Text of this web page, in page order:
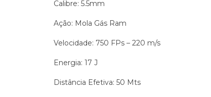
Calibre: 5.5mm
Ação: Mola Gás Ram
Velocidade: 750 FPs – 220 m/s
Energia: 17 J
Distância Efetiva: 50 Mts